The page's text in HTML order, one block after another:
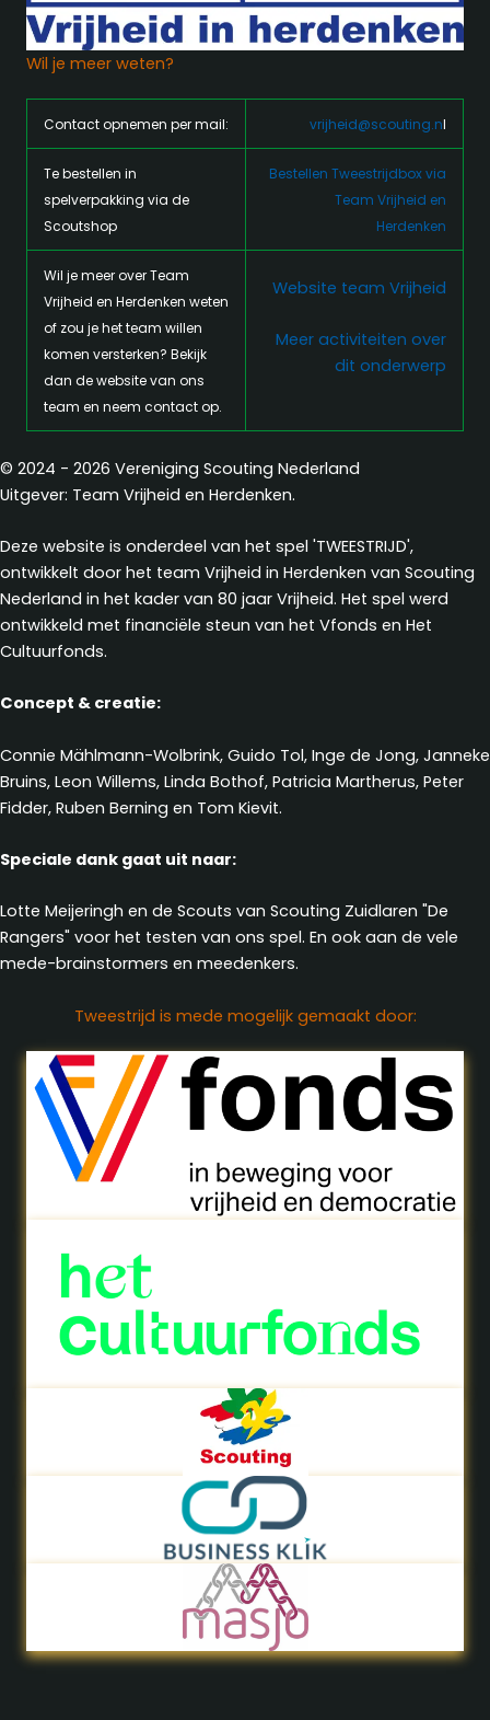
Wil je meer weten?
Contact opnemen per mail: vrijheid@scouting.nl
Te bestellen in
spelverpakking via de
Scoutshop
Bestellen Tweestrijdbox via
Team Vrijheid en
Herdenken
Wil je meer over Team
Vrijheid en Herdenken weten
of zou je het team willen
komen versterken? Bekijk
dan de website van ons
team en neem contact op.
Website team Vrijheid
Meer activiteiten over
dit onderwerp
© 2024 - 2026 Vereniging Scouting Nederland
Uitgever: Team Vrijheid en Herdenken.
Deze website is onderdeel van het spel 'TWEESTRIJD',
ontwikkelt door het team Vrijheid in Herdenken van Scouting
Nederland in het kader van 80 jaar Vrijheid. Het spel werd
ontwikkeld met financiële steun van het Vfonds en Het
Cultuurfonds.
Concept & creatie:
Connie Mählmann-Wolbrink, Guido Tol, Inge de Jong, Janneke
Bruins, Leon Willems, Linda Bothof, Patricia Martherus, Peter
Fidder, Ruben Berning en Tom Kievit.
Speciale dank gaat uit naar:
Lotte Meijeringh en de Scouts van Scouting Zuidlaren "De
Rangers" voor het testen van ons spel. En ook aan de vele
mede-brainstormers en meedenkers.
Tweestrijd is mede mogelijk gemaakt door: